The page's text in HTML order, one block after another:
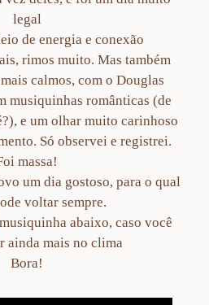
legal
de energia e conexão
rimos muito. Mas também
calmos, com o Douglas
musiquinhas românticas (de
e um olhar muito carinhoso
Só observei e registrei.
massa!
um dia gostoso, para o qual
voltar sempre.
abaixo, caso você
ainda mais no clima
Bora!